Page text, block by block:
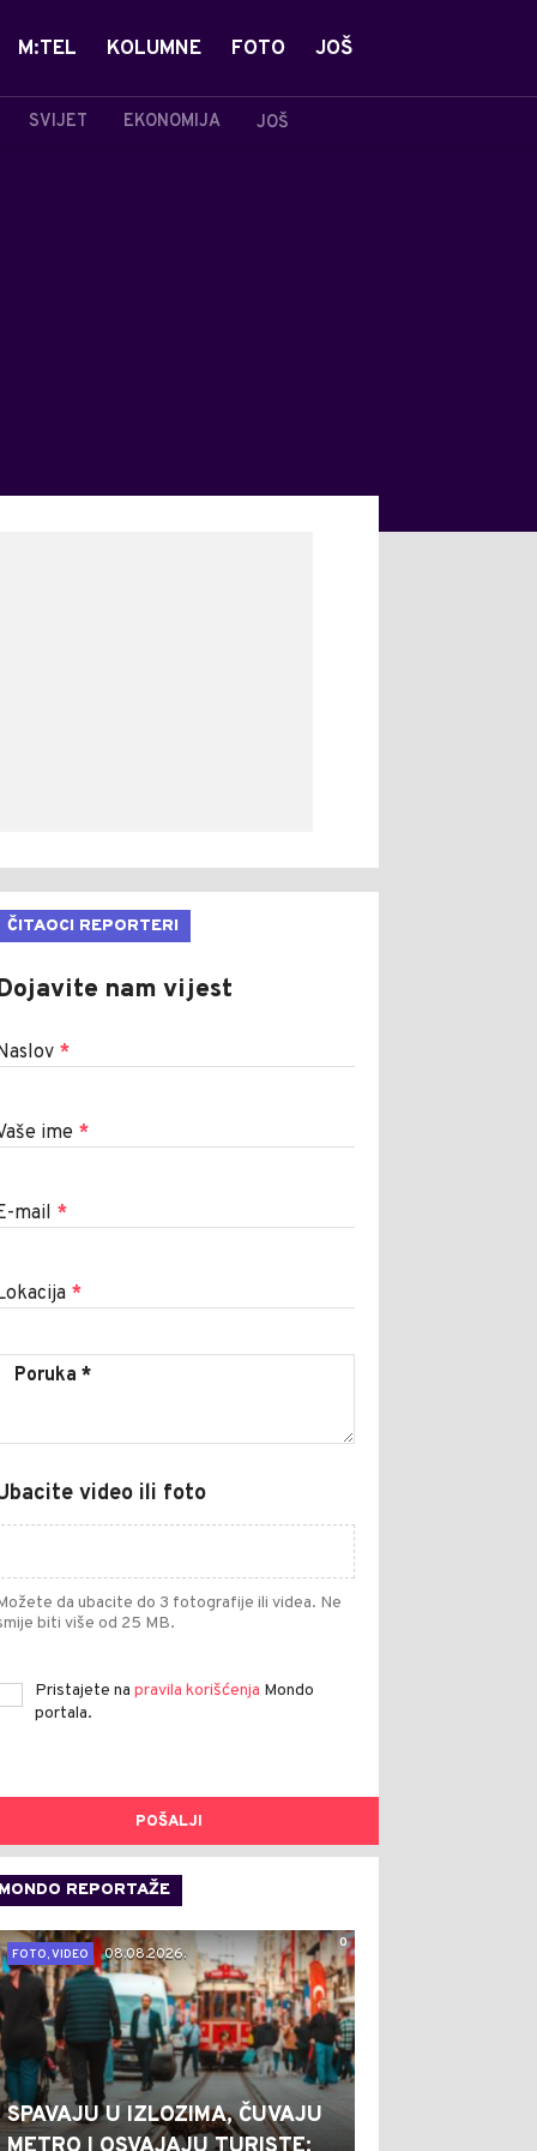
SVIJET EKONOMIJA JOŠ
M:TEL KOLUMNE FOTO JOŠ
ČITAOCI REPORTERI
nam vijest
*
ime *
mail *
*
video ili foto
da ubacite do 3 fotografije ili videa. Ne
biti više od 25 MB.
Pristajete na pravila korišćenja Mondo
portala.
POŠALJI
MONDO REPORTAŽE
0
FOTO, VIDEO
08.08.2026.
SPAVAJU U IZLOZIMA, ČUVAJU